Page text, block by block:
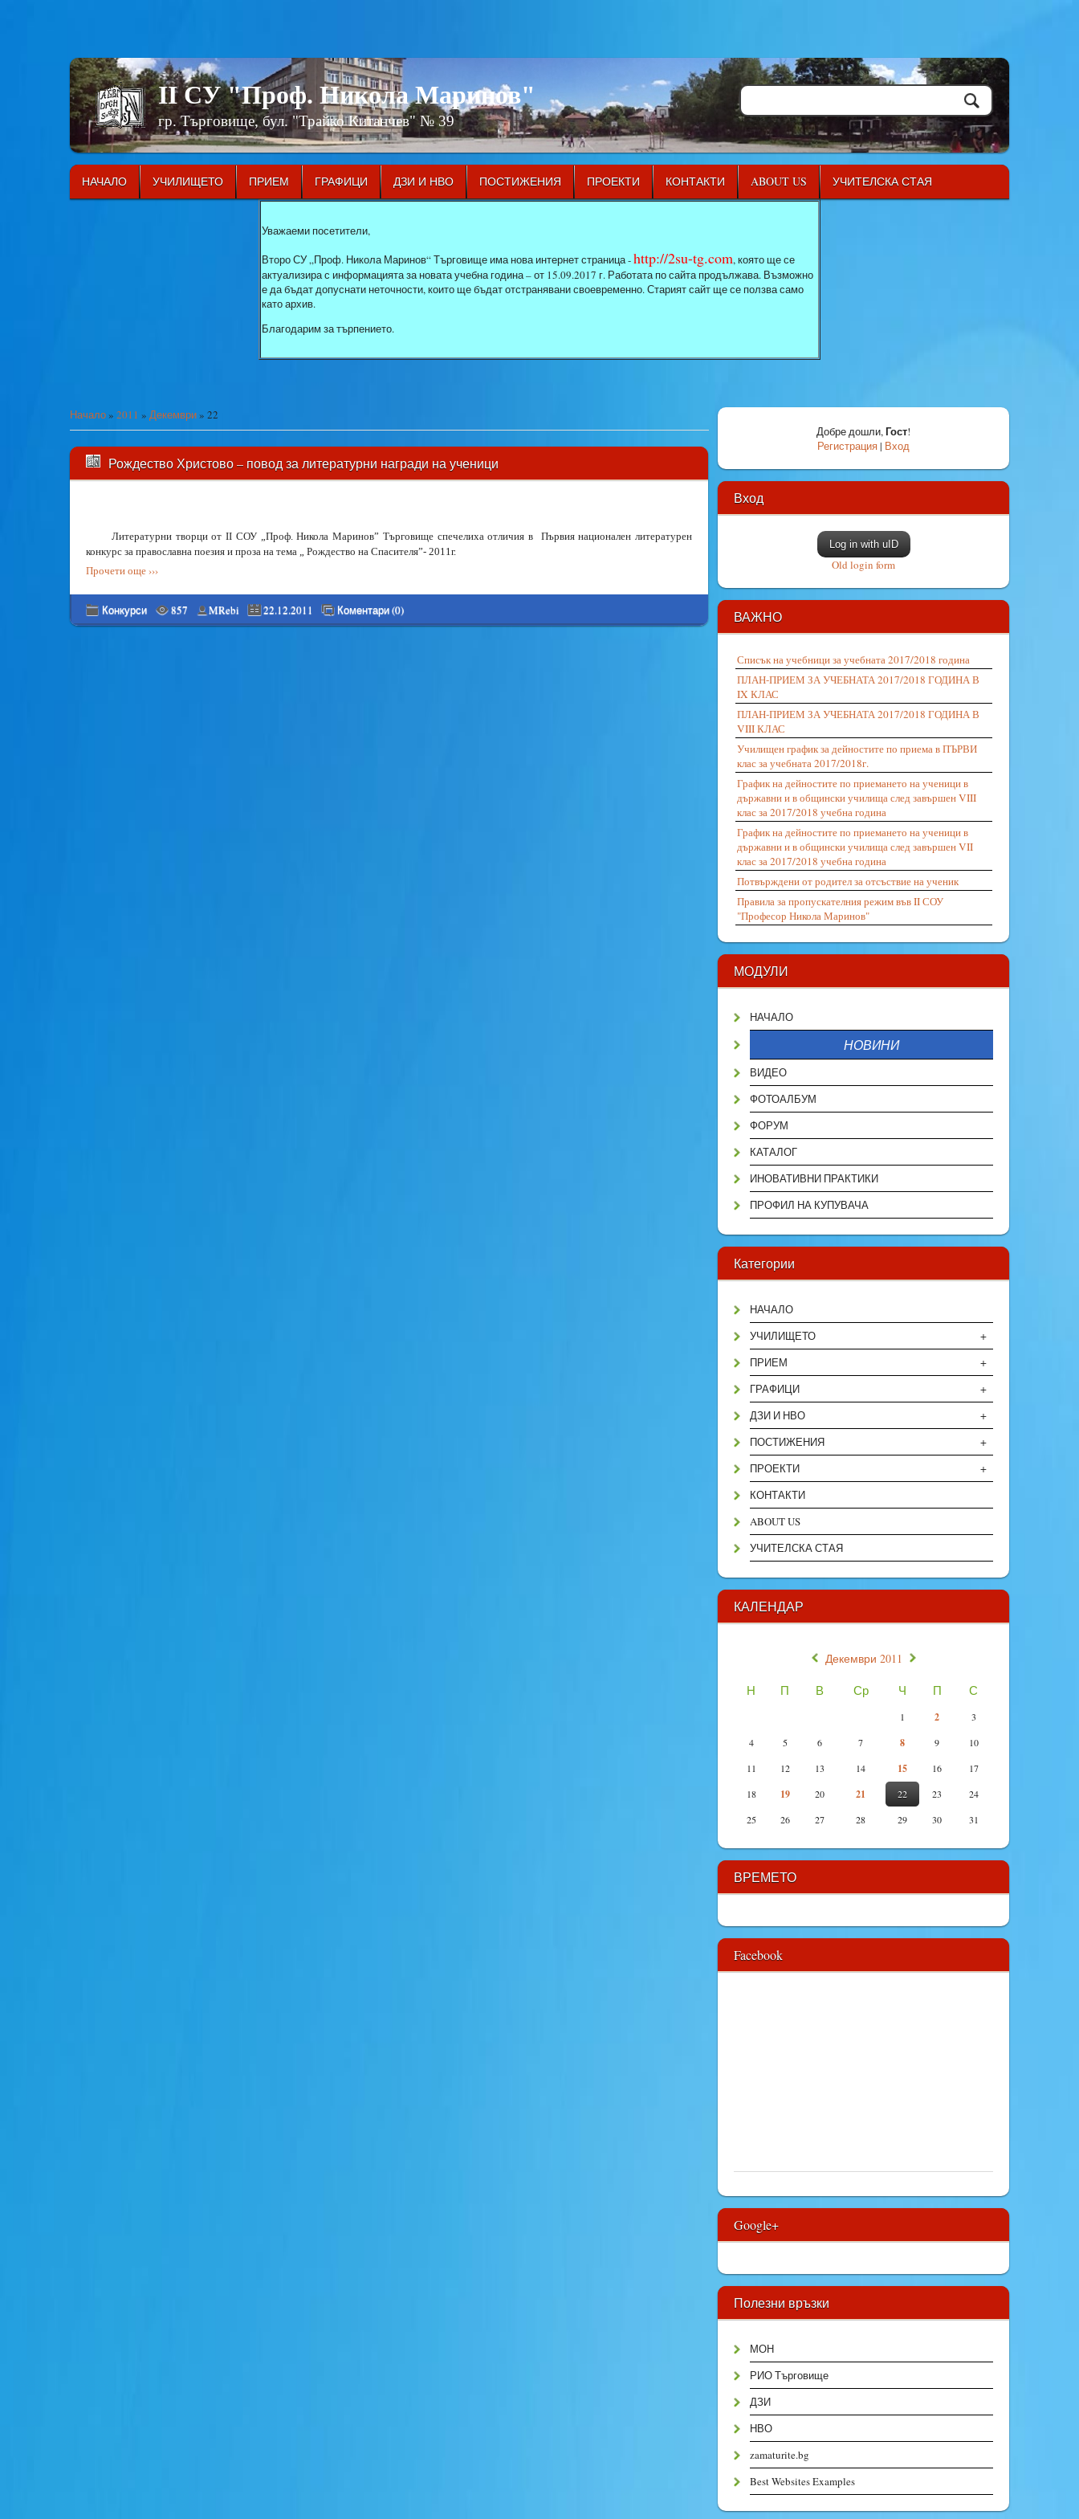
II СУ "Проф. Никола Маринов"
гр. Търговище, бул. "Трайко Китанчев" № 39
НАЧАЛО УЧИЛИЩЕТО ПРИЕМ ГРАФИЦИ ДЗИ И НВО ПОСТИЖЕНИЯ ПРОЕКТИ КОНТАКТИ ABOUT US УЧИТЕЛСКА СТАЯ
Уважаеми посетители,
Второ СУ „Проф. Никола Маринов“ Търговище има нова интернет страница -http://2su-tg.com, която ще се
актуализира с информацията за новата учебна година – от 15.09.2017 г. Работата по сайта продължава. Възможно
е да бъдат допуснати неточности, които ще бъдат отстранявани своевременно. Старият сайт ще се ползва само
като архив.
Благодарим за търпението.
Начало» 2011 » Декември» 22
Рождество Христово – повод за литературни награди на ученици
Литературни творци от ІІ СОУ „Проф. Никола Маринов” Търговище спечелиха отличия в Първия национален литературен
конкурс за православна поезия и проза на тема „ Рождество на Спасителя”- 2011г.
Прочети още ›››
Конкурси 857 MRebi 22.12.2011 Коментари (0)
Добре дошли,Гост!
Регистрация| Вход
Вход
Log in with uID
Old login form
ВАЖНО
Списък на учебници за учебната 2017/2018 година
ПЛАН-ПРИЕМ ЗА УЧЕБНАТА 2017/2018 ГОДИНА В
IX КЛАС
ПЛАН-ПРИЕМ ЗА УЧЕБНАТА 2017/2018 ГОДИНА В
VIII КЛАС
Училищен график за дейностите по приема в ПЪРВИ
клас за учебната 2017/2018г.
График на дейностите по приемането на ученици в
държавни и в общински училища след завършен VIII
клас за 2017/2018 учебна година
График на дейностите по приемането на ученици в
държавни и в общински училища след завършен VII
клас за 2017/2018 учебна година
Потвърждени от родител за отсъствие на ученик
Правила за пропускателния режим във II СОУ
"Професор Никола Маринов"
МОДУЛИ
НАЧАЛО
НОВИНИ
ВИДЕО
ФОТОАЛБУМ
ФОРУМ
КАТАЛОГ
ИНОВАТИВНИ ПРАКТИКИ
ПРОФИЛ НА КУПУВАЧА
Категории
НАЧАЛО
+
УЧИЛИЩЕТО
+
ПРИЕМ
+
ГРАФИЦИ
+
ДЗИ И НВО
+
ПОСТИЖЕНИЯ
+
ПРОЕКТИ
КОНТАКТИ
ABOUT US
УЧИТЕЛСКА СТАЯ
КАЛЕНДАР
« Декември 2011 »
Н П В Ср Ч П С
1 2
3
4
5 6 7 8 9
10
11
12 13 14 15 16
17
18
19 20 21 22 23
24
25
26 27 28 29 30 31
ВРЕМЕТО
Facebook
Google+
Полезни връзки
МОН
РИО Търговище
ДЗИ
НВО
zamaturite.bg
Best Websites Examples